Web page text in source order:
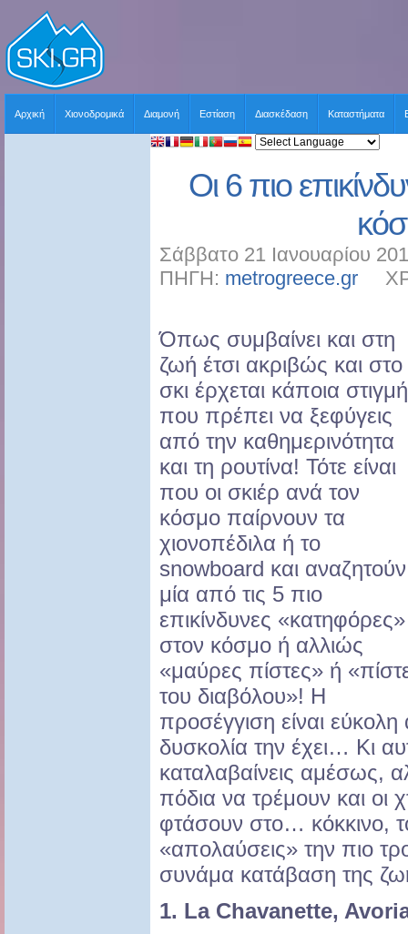
Αρχική Χιονοδρομικά Διαμονή Εστίαση Διασκέδαση Καταστήματα
Οι 6 πιο
Σάββατο 21 Ιανουαρίου
ΠΗΓΗ: metrogreece.gr
Όπως συμβαίνει και στη
ζωή έτσι ακριβώς και στο
σκι έρχεται κάποια στιγμή
που πρέπει να ξεφύγεις
από την καθημερινότητα
και τη ρουτίνα! Τότε είναι
που οι σκιέρ ανά τον
κόσμο παίρνουν τα
χιονοπέδιλα ή το
snowboard και αναζητούν
μία από τις 5 πιο
επικίνδυνες «κατηφόρες»
στον κόσμο ή αλλιώς
«μαύρες πίστες» ή
του διαβόλου»! Η
προσέγγιση είναι
δυσκολία την έχει… Κι
καταλαβαίνεις αμέσως,
πόδια να τρέμουν και οι
φτάσουν στο… κόκκινο,
«απολαύσεις» την πιο
συνάμα κατάβαση της
1. La Chavanette,